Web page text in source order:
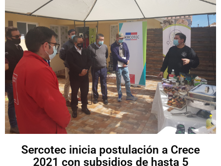
Sercotec inicia postulación a Crece
2021 con subsidios de hasta 5